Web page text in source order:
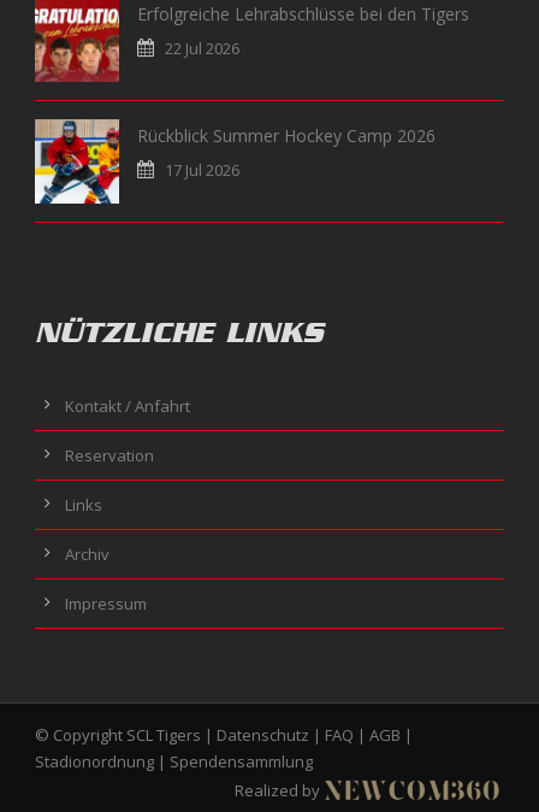
Erfolgreiche Lehrabschlüsse bei den Tigers
22 Jul 2026
Rückblick Summer Hockey Camp 2026
17 Jul 2026
NÜTZLICHE LINKS
Kontakt / Anfahrt
Reservation
Links
Archiv
Impressum
© Copyright SCL Tigers | Datenschutz | FAQ | AGB |
Stadionordnung | Spendensammlung
Realized by